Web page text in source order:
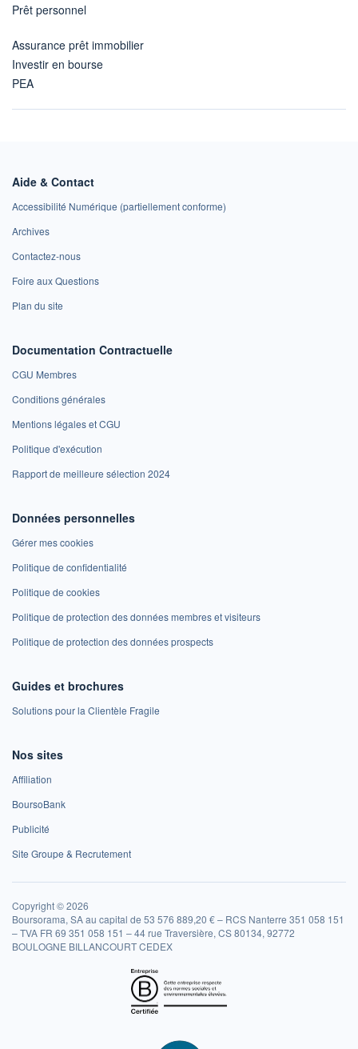
Prêt personnel
Assurance prêt immobilier
Investir en bourse
PEA
Aide & Contact
Accessibilité Numérique (partiellement conforme)
Archives
Contactez-nous
Foire aux Questions
Plan du site
Documentation Contractuelle
CGU Membres
Conditions générales
Mentions légales et CGU
Politique d'exécution
Rapport de meilleure sélection 2024
Données personnelles
Gérer mes cookies
Politique de confidentialité
Politique de cookies
Politique de protection des données membres et visiteurs
Politique de protection des données prospects
Guides et brochures
Solutions pour la Clientèle Fragile
Nos sites
Affiliation
BoursoBank
Publicité
Site Groupe & Recrutement
Copyright © 2026
Boursorama, SA au capital de 53 576 889,20 € – RCS Nanterre 351 058 151
– TVA FR 69 351 058 151 – 44 rue Traversière, CS 80134, 92772
BOULOGNE BILLANCOURT CEDEX